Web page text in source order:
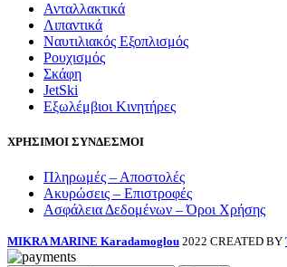
Ανταλλακτικά
Λιπαντικά
Ναυτιλιακός Εξοπλισμός
Ρουχισμός
Σκάφη
JetSki
Εξωλέμβιοι Κινητήρες
ΧΡΗΣΙΜΟΙ ΣΥΝΔΕΣΜΟΙ
Πληρωμές – Αποστολές
Ακυρώσεις – Επιστροφές
Ασφάλεια Δεδομένων – Όροι Χρήσης
MIKRA MARINE Karadamoglou 2022 CREATED BY